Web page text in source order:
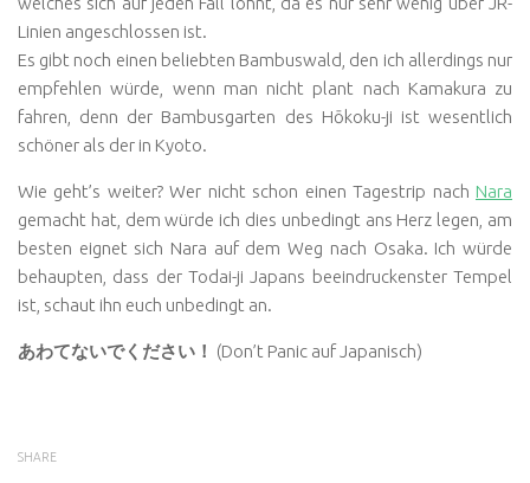
Linien angeschlossen ist.
Es gibt noch einen beliebten Bambuswald, den ich allerdings nur
empfehlen würde, wenn man nicht plant nach Kamakura zu
fahren, denn der Bambusgarten des Hōkoku-ji ist wesentlich
schöner als der in Kyoto.
Wie geht’s weiter? Wer nicht schon einen Tagestrip nach Nara
gemacht hat, dem würde ich dies unbedingt ans Herz legen, am
besten eignet sich Nara auf dem Weg nach Osaka. Ich würde
behaupten, dass der Todai-ji Japans beeindruckenster Tempel
ist, schaut ihn euch unbedingt an.
あわてないでください！ (Don’t Panic auf Japanisch)
SHARE